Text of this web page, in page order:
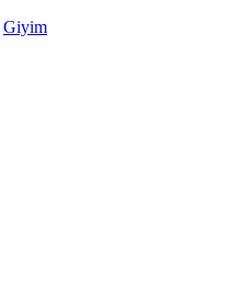
Giyim